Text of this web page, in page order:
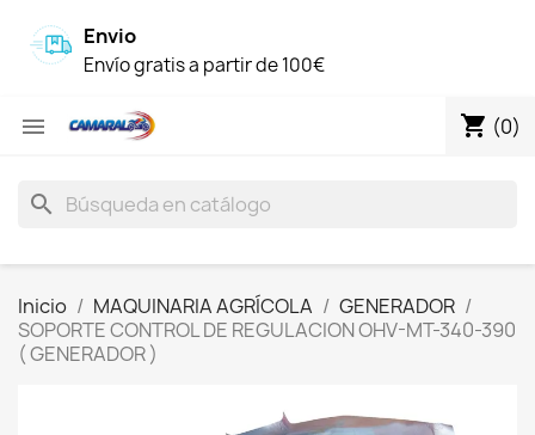
Envio
Envío gratis a partir de 100€
 shopping_cart (0)
search
Inicio MAQUINARIA AGRÍCOLA
GENERADOR
SOPORTE CONTROL DE REGULACION OHV-MT-340-390
( GENERADOR )